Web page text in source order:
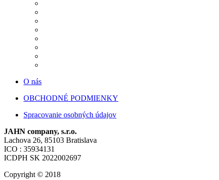
O nás
OBCHODNÉ PODMIENKY
Spracovanie osobných údajov
JAHN company, s.r.o.
Lachova 26, 85103 Bratislava
ICO : 35934131
ICDPH SK 2022002697
Copyright © 2018